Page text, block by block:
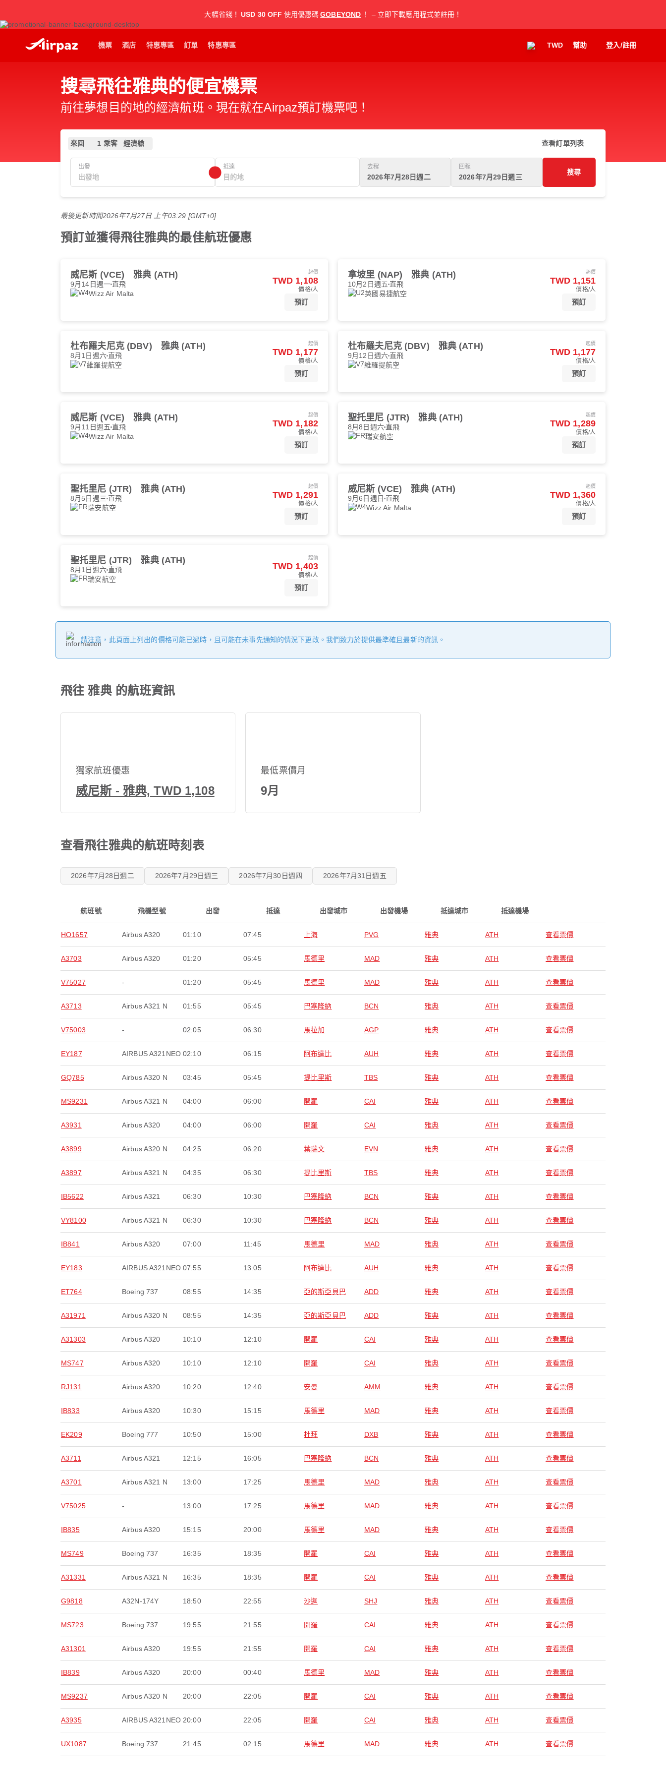
大幅省錢！ USD 30 OFF 使用優惠碼 GOBEYOND ！ – 立即下載應用程式並註冊！
機票 酒店 特惠專區 訂單 特惠專區 TWD 幫助 登入/註冊
搜尋飛往雅典的便宜機票
前往夢想目的地的經濟航班。現在就在Airpaz預訂機票吧！
來回 1 乘客 經濟艙 查看訂單列表
出發 抵達 去程
2026年7月28日週二
回程
2026年7月29日週三
搜尋
最後更新時間2026年7月27日 上午03:29 [GMT+0]
預訂並獲得飛往雅典的最佳航班優惠
威尼斯 (VCE) 雅典 (ATH)
9月14日週一直飛
Wizz Air Malta
起價
TWD 1,108
價格/人
預訂
拿坡里 (NAP) 雅典 (ATH)
10月2日週五 直飛
英國易捷航空
起價
TWD 1,151
價格/人
預訂
杜布羅夫尼克 (DBV) 雅典 (ATH)
8月1日週六直飛
維羅提航空
起價
TWD 1,177
價格/人
預訂
杜布羅夫尼克 (DBV) 雅典 (ATH)
9月12日週六直飛
維羅提航空
起價
TWD 1,177
價格/人
預訂
威尼斯 (VCE) 雅典 (ATH)
9月11日週五 直飛
Wizz Air Malta
起價
TWD 1,182
價格/人
預訂
聖托里尼 (JTR) 雅典 (ATH)
8月8日週六直飛
瑞安航空
起價
TWD 1,289
價格/人
預訂
聖托里尼 (JTR) 雅典 (ATH)
8月5日週三 直飛
瑞安航空
起價
TWD 1,291
價格/人
預訂
威尼斯 (VCE) 雅典 (ATH)
9月6日週日 直飛
Wizz Air Malta
起價
TWD 1,360
價格/人
預訂
聖托里尼 (JTR) 雅典 (ATH)
8月1日週六直飛
瑞安航空
起價
TWD 1,403
價格/人
預訂
請注意，此頁面上列出的價格可能已過時，且可能在未事先通知的情況下更改。我們致力於提供最準確且最新的資訊。
飛往 雅典 的航班資訊
獨家航班優惠
威尼斯 - 雅典, TWD 1,108
最低票價月
9月
查看飛往雅典的航班時刻表
2026年7月28日週二 2026年7月29日週三 2026年7月30日週四 2026年7月31日週五
航班號 飛機型號 出發 抵達 出發城市 出發機場 抵達城市 抵達機場
HO1657 Airbus A320 01:10 07:45 上海 PVG 雅典 ATH 查看票價
A3703 Airbus A320 01:20 05:45 馬德里 MAD 雅典 ATH 查看票價
V75027 - 01:20 05:45 馬德里 MAD 雅典 ATH 查看票價
A3713 Airbus A321 N 01:55 05:45 巴塞隆納 BCN 雅典 ATH 查看票價
V75003 - 02:05 06:30 馬拉加 AGP 雅典 ATH 查看票價
EY187 AIRBUS A321NEO 02:10 06:15 阿布達比 AUH 雅典 ATH 查看票價
GQ785 Airbus A320 N 03:45 05:45 提比里斯 TBS 雅典 ATH 查看票價
MS9231 Airbus A321 N 04:00 06:00 開羅 CAI 雅典 ATH 查看票價
A3931 Airbus A320 04:00 06:00 開羅 CAI 雅典 ATH 查看票價
A3899 Airbus A320 N 04:25 06:20 葉瑞文 EVN 雅典 ATH 查看票價
A3897 Airbus A321 N 04:35 06:30 提比里斯 TBS 雅典 ATH 查看票價
IB5622 Airbus A321 06:30 10:30 巴塞隆納 BCN 雅典 ATH 查看票價
VY8100 Airbus A321 N 06:30 10:30 巴塞隆納 BCN 雅典 ATH 查看票價
IB841 Airbus A320 07:00 11:45 馬德里 MAD 雅典 ATH 查看票價
EY183 AIRBUS A321NEO 07:55 13:05 阿布達比 AUH 雅典 ATH 查看票價
ET764 Boeing 737 08:55 14:35 亞的斯亞貝巴 ADD 雅典 ATH 查看票價
A31971 Airbus A320 N 08:55 14:35 亞的斯亞貝巴 ADD 雅典 ATH 查看票價
A31303 Airbus A320 10:10 12:10 開羅 CAI 雅典 ATH 查看票價
MS747 Airbus A320 10:10 12:10 開羅 CAI 雅典 ATH 查看票價
RJ131 Airbus A320 10:20 12:40 安曼 AMM 雅典 ATH 查看票價
IB833 Airbus A320 10:30 15:15 馬德里 MAD 雅典 ATH 查看票價
EK209 Boeing 777 10:50 15:00 杜拜 DXB 雅典 ATH 查看票價
A3711 Airbus A321 12:15 16:05 巴塞隆納 BCN 雅典 ATH 查看票價
A3701 Airbus A321 N 13:00 17:25 馬德里 MAD 雅典 ATH 查看票價
V75025 - 13:00 17:25 馬德里 MAD 雅典 ATH 查看票價
IB835 Airbus A320 15:15 20:00 馬德里 MAD 雅典 ATH 查看票價
MS749 Boeing 737 16:35 18:35 開羅 CAI 雅典 ATH 查看票價
A31331 Airbus A321 N 16:35 18:35 開羅 CAI 雅典 ATH 查看票價
G9818 A32N-174Y 18:50 22:55 沙迦 SHJ 雅典 ATH 查看票價
MS723 Boeing 737 19:55 21:55 開羅 CAI 雅典 ATH 查看票價
A31301 Airbus A320 19:55 21:55 開羅 CAI 雅典 ATH 查看票價
IB839 Airbus A320 20:00 00:40 馬德里 MAD 雅典 ATH 查看票價
MS9237 Airbus A320 N 20:00 22:05 開羅 CAI 雅典 ATH 查看票價
A3935 AIRBUS A321NEO 20:00 22:05 開羅 CAI 雅典 ATH 查看票價
UX1087 Boeing 737 21:45 02:15 馬德里 MAD 雅典 ATH 查看票價